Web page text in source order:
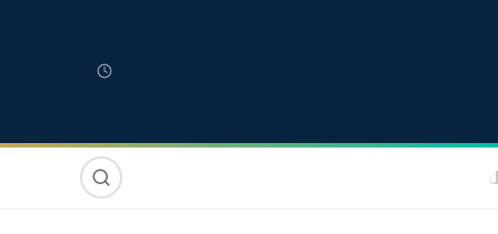
صوت وصورة